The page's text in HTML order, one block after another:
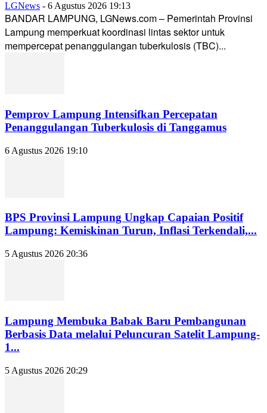
LGNews - 6 Agustus 2026 19:13
BANDAR LAMPUNG, LGNews.com – Pemerintah Provinsi
Lampung memperkuat koordinasi lintas sektor untuk
mempercepat penanggulangan tuberkulosis (TBC)...
Pemprov Lampung Intensifkan Percepatan
Penanggulangan Tuberkulosis di Tanggamus
6 Agustus 2026 19:10
BPS Provinsi Lampung Ungkap Capaian Positif
Lampung: Kemiskinan Turun, Inflasi Terkendali,...
5 Agustus 2026 20:36
Lampung Membuka Babak Baru Pembangunan
Berbasis Data melalui Peluncuran Satelit Lampung-
1...
5 Agustus 2026 20:29